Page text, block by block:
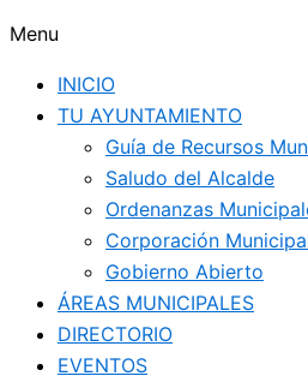
Menu
INICIO
TU AYUNTAMIENTO
Guía de Recursos
Saludo del Alcalde
Ordenanzas
Corporación
Gobierno Abierto
ÁREAS MUNICIPALES
DIRECTORIO
EVENTOS